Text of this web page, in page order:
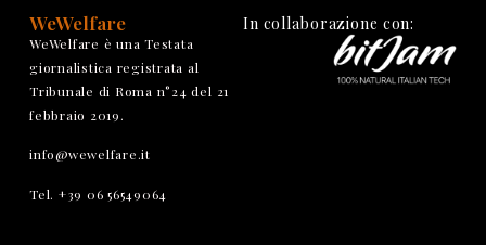
WeWelfare
WeWelfare è una Testata
giornalistica registrata al
Tribunale di Roma n°24 del 21
febbraio 2019.
info@wewelfare.it
Tel. +39 06 56549064
In collaborazione con: